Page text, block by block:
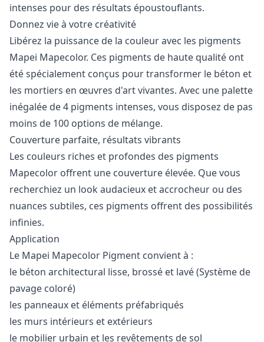
intenses pour des résultats époustouflants.
Donnez vie à votre créativité
Libérez la puissance de la couleur avec les pigments
Mapei Mapecolor. Ces pigments de haute qualité ont
été spécialement conçus pour transformer le béton et
les mortiers en œuvres d'art vivantes. Avec une palette
inégalée de 4 pigments intenses, vous disposez de pas
moins de 100 options de mélange.
Couverture parfaite, résultats vibrants
Les couleurs riches et profondes des pigments
Mapecolor offrent une couverture élevée. Que vous
recherchiez un look audacieux et accrocheur ou des
nuances subtiles, ces pigments offrent des possibilités
infinies.
Application
Le Mapei Mapecolor Pigment convient à :
le béton architectural lisse, brossé et lavé (Système de
pavage coloré)
les panneaux et éléments préfabriqués
les murs intérieurs et extérieurs
le mobilier urbain et les revêtements de sol